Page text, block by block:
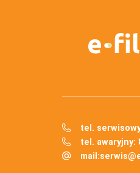
tel.
tel. awaryjny:
mail: